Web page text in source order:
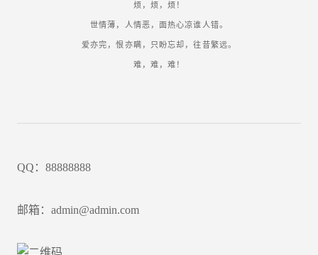
烦，烦，烦！
世情薄，人情恶，面热心凉谁人错。
爱亦完，恨亦瞒，只盼忘却，往昔繁远。
难，难，难！
QQ：88888888
邮箱：admin@admin.com